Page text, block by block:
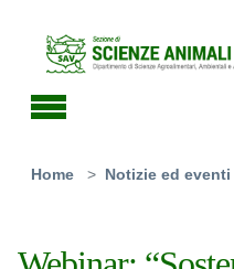
Home Notizie ed eventi